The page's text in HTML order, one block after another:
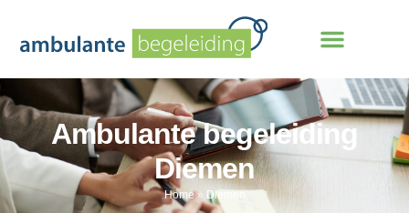
Ambulante begeleiding
Diemen
Home» Diemen